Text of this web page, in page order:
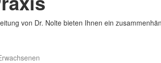
von Dr. Nolte bieten Ihnen ein